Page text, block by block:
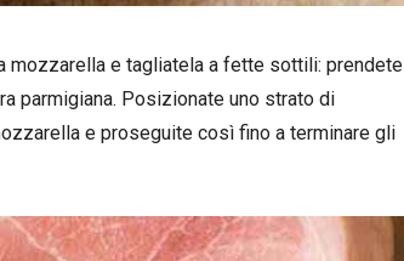
mozzarella e tagliatela a fette sottili: prendete
parmigiana. Posizionate uno strato di
e proseguite così fino a terminare gli